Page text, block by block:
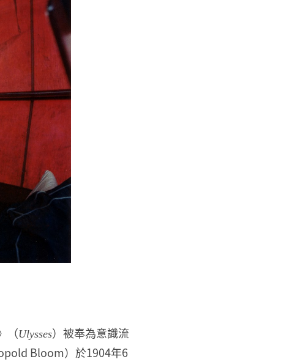
（Ulysses）被奉為意識流
Bloom）於1904年6